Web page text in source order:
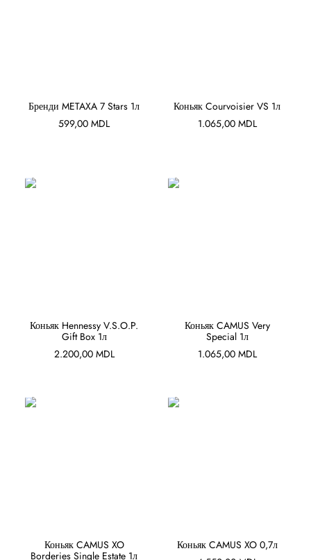
В КОРЗИНУ
Бренди METAXA 7 Stars 1л
599,00 MDL
В КОРЗИНУ
Коньяк Courvoisier VS 1л
1.065,00 MDL
В КОРЗИНУ
Коньяк Hennessy V.S.O.P.
Gift Box 1л
2.200,00 MDL
В КОРЗИНУ
Коньяк CAMUS Very
Special 1л
1.065,00 MDL
В КОРЗИНУ
Коньяк CAMUS XO
Borderies Single Estate 1л
В КОРЗИНУ
Коньяк CAMUS XO 0,7л